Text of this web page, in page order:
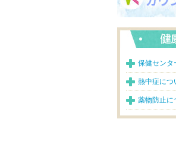
保健センタ
熱中症につ
薬物防止に